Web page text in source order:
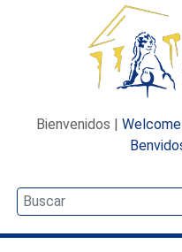
Bienvenidos | Welcome